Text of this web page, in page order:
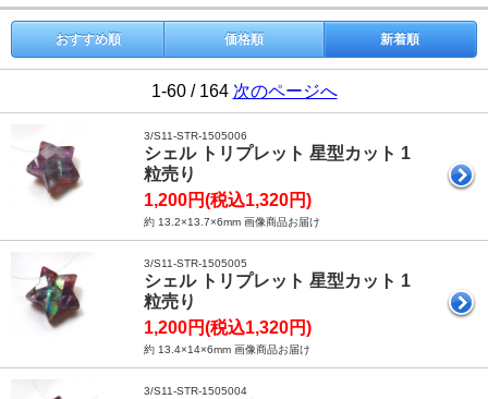
おすすめ順 価格順 新着順
1-60 / 164 次のページへ
3/S11-STR-1505006
シェル トリプレット 星型カット 1
粒売り
1,200円(税込1,320円)
約 13.2×13.7×6mm 画像商品お届け
3/S11-STR-1505005
シェル トリプレット 星型カット 1
粒売り
1,200円(税込1,320円)
約 13.4×14×6mm 画像商品お届け
3/S11-STR-1505004